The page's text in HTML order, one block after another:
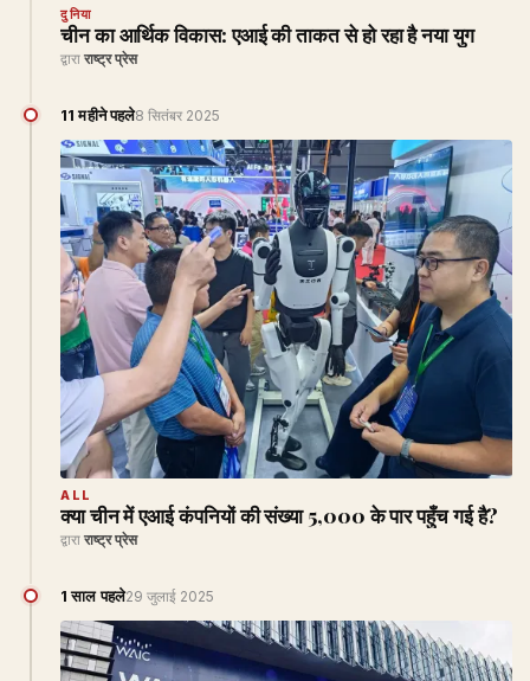
दुनिया
चीन का आर्थिक विकास: एआई की ताकत से हो रहा है नया युग
द्वारा राष्ट्र प्रेस
11 महीने पहले8 सितंबर 2025
ALL
क्या चीन में एआई कंपनियों की संख्या 5,000 के पार पहुँच गई है?
द्वारा राष्ट्र प्रेस
1 साल पहले29 जुलाई 2025